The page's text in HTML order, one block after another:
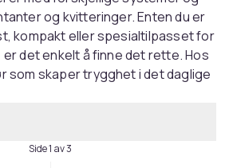
og kvitteringer. Enten du er
kompakt eller spesialtilpasset for
det enkelt å finne det rette. Hos
som skaper trygghet i det daglige
Side 1 av 3